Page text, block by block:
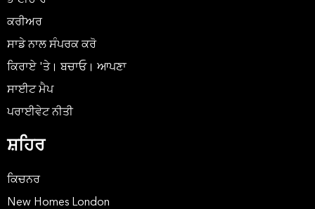
ਕਰੀਅਰ
ਸਾਡੇ ਨਾਲ ਸੰਪਰਕ ਕਰੋ
ਕਿਰਾਏ 'ਤੇ। ਬਚਾਓ। ਆਪਣਾ
ਸਾਈਟ ਮੈਪ
ਪਰਾਈਵੇਟ ਨੀਤੀ
ਸ਼ਹਿਰ
ਕਿਚਨਰ
New Homes London